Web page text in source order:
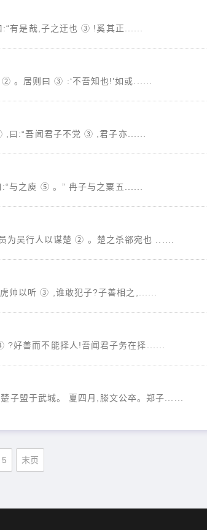
有是哉,子之迂也 ③ !奚其正......
。居则曰 ③ :‘不吾知也!’如或......
,曰:“吾闻君子不党 ③ ,君子亦......
与之庾 ⑤ 。” 冉子与之粟五......
为吴行人以谋楚 ② 。楚之杀郤宛也 ......
帅以听 ③ ,谁敢犯子?子善相之,......
好善而不能择人!吾闻君子务在择......
子盟于武城。 夏四月,滕文公卒。郑子......
5 末页